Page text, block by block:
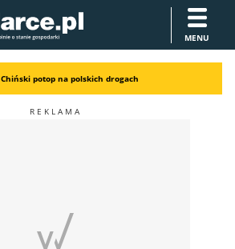
MENU
Chiński potop na polskich drogach